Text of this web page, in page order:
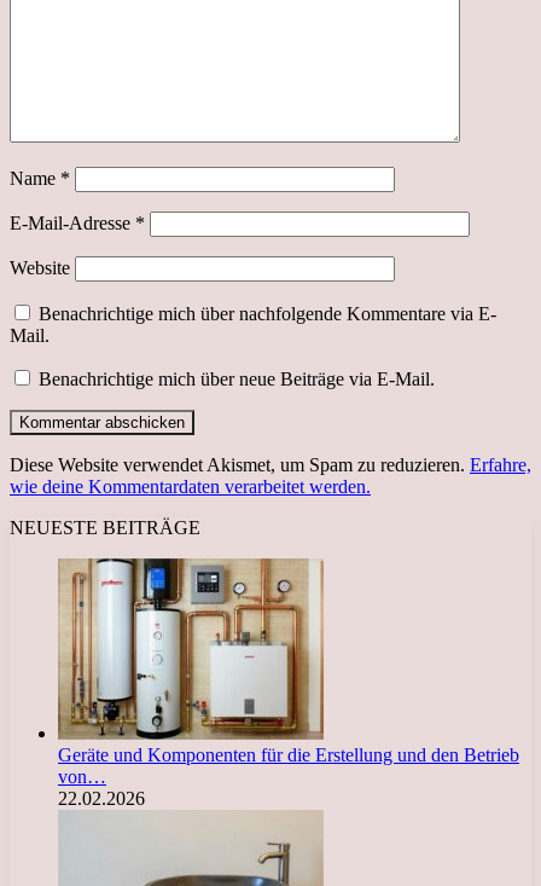
Name *
E-Mail-Adresse *
Website
Benachrichtige mich über nachfolgende Kommentare via E-
Mail.
Benachrichtige mich über neue Beiträge via E-Mail.
Diese Website verwendet Akismet, um Spam zu reduzieren. Erfahre,
wie deine Kommentardaten verarbeitet werden.
NEUESTE BEITRÄGE
Geräte und Komponenten für die Erstellung und den Betrieb
von…
22.02.2026